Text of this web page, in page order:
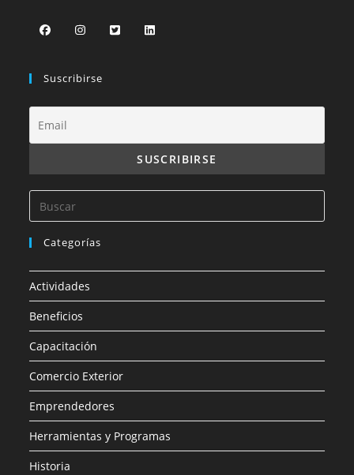
Suscribirse
Categorías
Actividades
Beneficios
Capacitación
Comercio Exterior
Emprendedores
Herramientas y Programas
Historia